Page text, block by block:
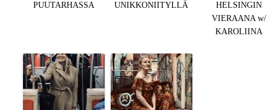
PUUTARHASSA
UNIKKONIITYLLÄ
HELSINGIN
VIERAANA w/
KAROLIINA